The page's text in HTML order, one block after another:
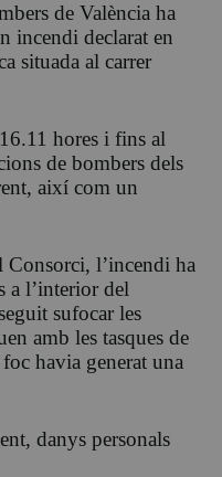
de València ha
incendi declarat en
situada al carrer
hores i fins al
de bombers dels
així com un
Consorci, l’incendi ha
a l’interior del
sufocar les
amb les tasques de
havia generat una
danys personals